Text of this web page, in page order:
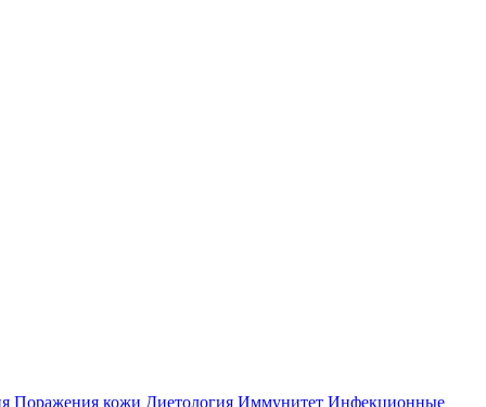
Поражения кожи Диетология Иммунитет Инфекционные